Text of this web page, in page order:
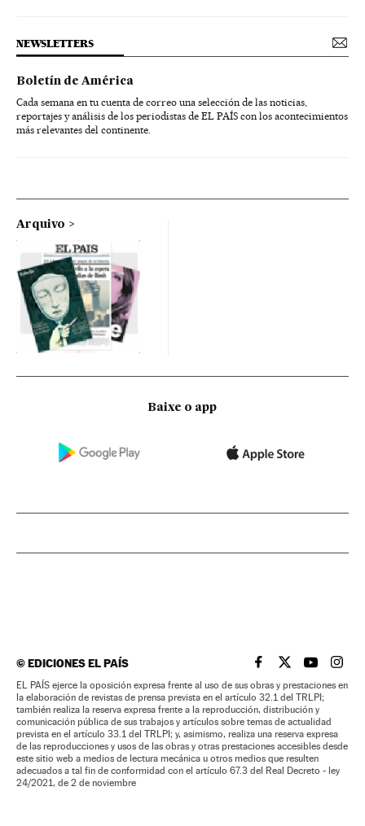
NEWSLETTERS
Boletín de América
Cada semana en tu cuenta de correo una selección de las noticias,
reportajes y análisis de los periodistas de EL PAÍS con los acontecimientos
más relevantes del continente.
Arquivo
Baixe o app
©EDICIONES EL PAÍS EL PAÍS BRASIL EN
EL PAÍSEL PAÍS
EL
EL PAÍS ejerce la oposición expresa frente al uso de sus obras y prestaciones en
la elaboración de revistas de prensa prevista en el artículo 32.1 del TRLPI;
también realiza la reserva expresa frente a la reproducción, distribución y
comunicación pública de sus trabajos y artículos sobre temas de actualidad
prevista en el artículo 33.1 del TRLPI; y, asimismo, realiza una reserva expresa
de las reproducciones y usos de las obras y otras prestaciones accesibles desde
este sitio web a medios de lectura mecánica u otros medios que resulten
adecuados a tal fin de conformidad con el artículo 67.3 del Real Decreto - ley
24/2021, de 2 de noviembre